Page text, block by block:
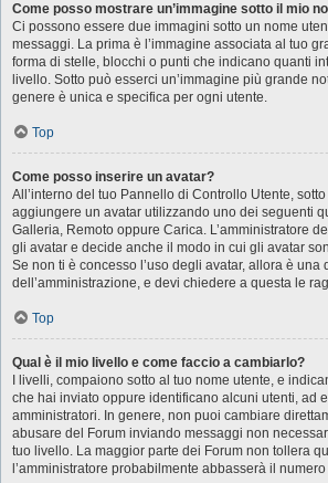
Come posso mostrare un’immagine sotto il mio
Ci possono essere due immagini sotto un nome
messaggi. La prima è l’immagine associata al tuo
forma di stelle, blocchi o punti che indicano quanti
livello. Sotto può esserci un’immagine più grande
genere è unica e specifica per ogni utente.
Top
Come posso inserire un avatar?
All’interno del tuo Pannello di Controllo Utente, sotto
aggiungere un avatar utilizzando uno dei seguenti
Galleria, Remoto oppure Carica. L’amministratore
gli avatar e decide anche il modo in cui gli avatar
Se non ti è concesso l’uso degli avatar, allora è una
dell’amministrazione, e devi chiedere a questa le
Top
Qual è il mio livello e come faccio a cambiarlo?
I livelli, compaiono sotto al tuo nome utente, e
che hai inviato oppure identificano alcuni utenti, ad
amministratori. In genere, non puoi cambiare
abusare del Forum inviando messaggi non
tuo livello. La maggior parte dei Forum non tollera
l’amministratore probabilmente abbasserà il